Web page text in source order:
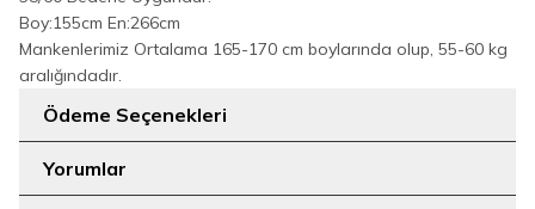
Boy:155cm En:266cm
Mankenlerimiz Ortalama 165-170 cm boylarında olup, 55-60 kg
aralığındadır.
Ödeme Seçenekleri
Yorumlar